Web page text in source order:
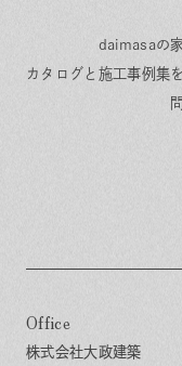
daimasaの
カタログと施工事例集
Office
株式会社大政建築